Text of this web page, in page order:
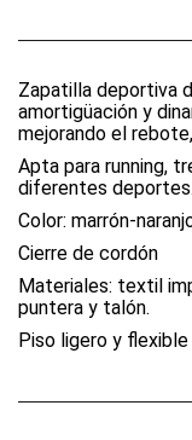
Zapatilla deportiva
amortigüación y
mejorando el
Apta para running,
diferentes deportes.
Color: marrón-
Cierre de cordón
Materiales: textil
puntera y talón.
Piso ligero y